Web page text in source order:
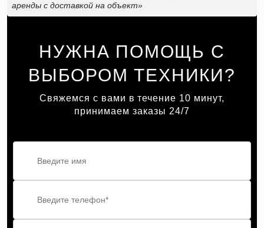
НУЖНА ПОМОЩЬ С
ВЫБОРОМ ТЕХНИКИ?
Свяжемся с вами в течение 10 минут,
принимаем заказы 24/7
аренды с доставкой на объект»